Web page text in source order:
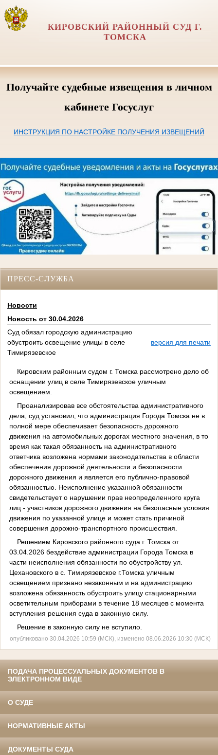
КИРОВСКИЙ РАЙОННЫЙ СУД Г.
ТОМСКА
Получайте судебные извещения в личном
кабинете Госуслуг
ИНСТРУКЦИЯ ПО НАСТРОЙКЕ ПОЛУЧЕНИЯ ИЗВЕЩЕНИЙ
ПРЕСС-СЛУЖБА
Новости
Новость от 30.04.2026
Суд обязал городскую администрацию
обустроить освещение улицы в селе
Тимирязевское
версия для печати
Кировским районным судом г. Томска рассмотрено дело об
оснащении улиц в селе Тимирязевское уличным
освещением.
Проанализировав все обстоятельства административного
дела, суд установил, что администрация Города Томска не в
полной мере обеспечивает безопасность дорожного
движения на автомобильных дорогах местного значения, в то
время как такая обязанность на административного
ответчика возложена нормами законодательства в области
обеспечения дорожной деятельности и безопасности
дорожного движения и является его публично-правовой
обязанностью. Неисполнение указанной обязанности
свидетельствует о нарушении прав неопределенного круга
лиц - участников дорожного движения на безопасные условия
движения по указанной улице и может стать причиной
совершения дорожно-транспортного происшествия.
Решением Кировского районного суда г. Томска от
03.04.2026 бездействие администрации Города Томска в
части неисполнения обязанности по обустройству ул.
Цехановского в с. Тимирязевское г.Томска уличным
освещением признано незаконным и на администрацию
возложена обязанность обустроить улицу стационарными
осветительным приборами в течение 18 месяцев с момента
вступления решения суда в законную силу.
Решение в законную силу не вступило.
опубликовано 30.04.2026 10:59 (МСК), изменено 08.06.2026 10:30 (МСК)
ПОДАЧА ПРОЦЕССУАЛЬНЫХ ДОКУМЕНТОВ В
ЭЛЕКТРОННОМ ВИДЕ
О СУДЕ
НОРМАТИВНЫЕ АКТЫ
ДОКУМЕНТЫ СУДА